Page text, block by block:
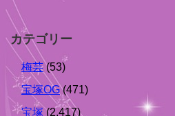
カテゴリー
梅芸(53)
宝塚OG(471)
宝塚(2,417)